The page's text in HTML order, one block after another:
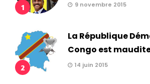
1 9 novembre 2015
2
La République
Congo est
14 juin 2015